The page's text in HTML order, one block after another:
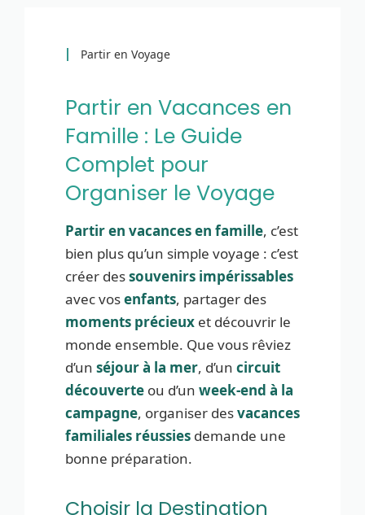
Partir en Voyage
Partir en Vacances en
Famille : Le Guide
Complet pour
Organiser le Voyage
Partir en vacances en famille, c’est
bien plus qu’un simple voyage : c’est
créer dessouvenirs impérissables
avec vosenfants, partager des
moments précieux et découvrir le
monde ensemble. Que vous rêviez
d’un séjour à la mer, d’un circuit
découverte ou d’un week-end à la
campagne, organiser desvacances
familiales réussies demande une
bonne préparation.
Choisir la Destination